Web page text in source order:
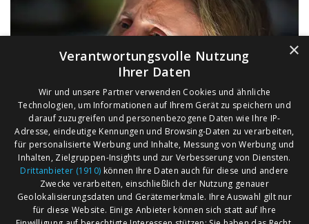
×
Verantwortungsvolle Nutzung
Ihrer Daten
Wir und unsere Partner verwenden Cookies und ähnliche
Technologien, um Informationen auf Ihrem Gerät zu speichern und
darauf zuzugreifen und personenbezogene Daten wie Ihre IP-
Adresse, eindeutige Kennungen und Browsing-Daten zu verarbeiten,
für personalisierte Werbung und Inhalte, Messung von Werbung und
Inhalten, Zielgruppen-Insights und zur Verbesserung von Diensten.
Drittanbieter (1910) können Ihre Daten auch für diese und andere
Zwecke verarbeiten, einschließlich der Nutzung genauer
Geolokalisierungsdaten und Gerätemerkmale. Ihre Auswahl gilt nur
für diese Website. Einige Anbieter können sich statt auf Ihre